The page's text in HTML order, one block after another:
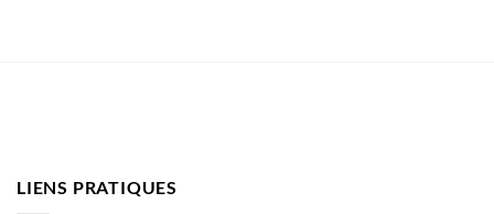
LIENS PRATIQUES